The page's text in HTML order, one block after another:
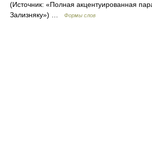
(Источник: «Полная акцентуированная
Зализняку») …
Формы слов